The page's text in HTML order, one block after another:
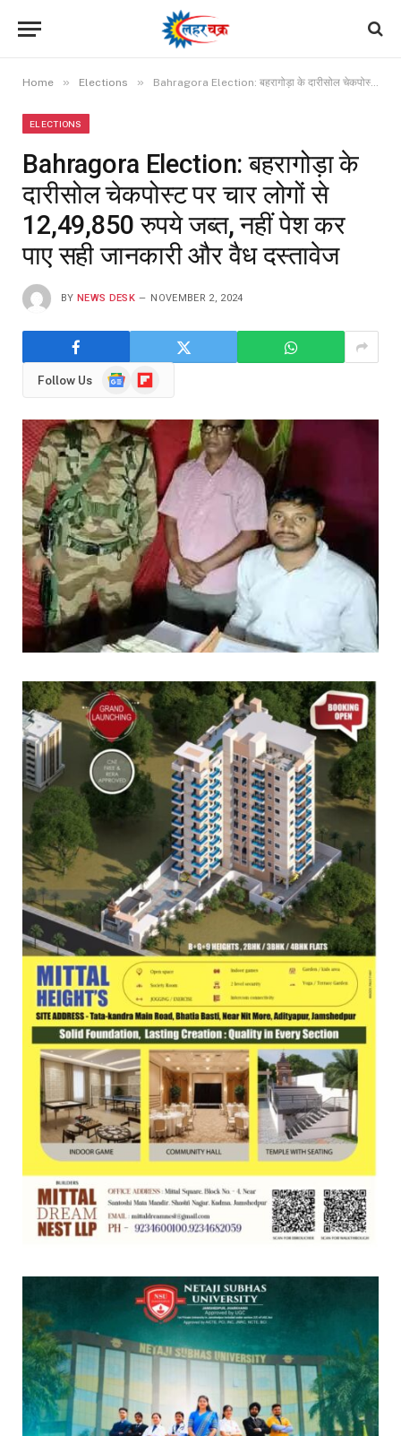
Home » Elections » Bahragora Election: बहरागोड़ा के दारीसोल चेकपोस्ट पर चार लोगों से 12,49,850 रुपये जब्‍त, नहीं पेश कर पाए सही जानकारी और वैध दस्‍तावेज
ELECTIONS
Bahragora Election: बहरागोड़ा के
दारीसोल चेकपोस्ट पर चार लोगों से
12,49,850 रुपये जब्‍त, नहीं पेश कर
पाए सही जानकारी और वैध दस्‍तावेज
BY NEWS DESK NOVEMBER 2, 2024
Follow Us
GoogleFlipboard